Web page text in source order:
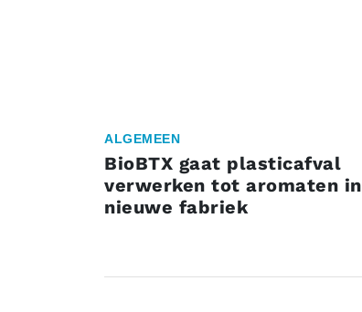
ALGEMEEN
BioBTX gaat plasticafval
verwerken tot aromaten in
nieuwe fabriek